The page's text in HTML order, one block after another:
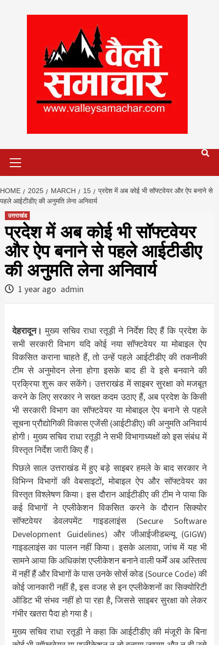
HOME 2025 MARCH 15
प्रदेश में अब कोई भी सॉफ्टवेयर और ऐप बनाने से
पहले आईटीडीए की अनुमति लेना अनिवार्य
उत्तराखंड
प्रदेश में अब कोई भी सॉफ्टवेयर
और ऐप बनाने से पहले आईटीडीए
की अनुमति लेना अनिवार्य
1 year ago admin
देहरादून।मुख्य सचिव राधा रतूड़ी ने निर्देश दिए हैं कि प्रदेश के
सभी सरकारी विभाग यदि कोई नया सॉफ्टवेयर या मोबाइल ऐप
विकसित कराना चाहते हैं, तो उन्हें पहले आईटीडीए की तकनीकी
टीम से अनुमोदन लेना होगा इसके बाद ही वे इसे बनवाने की
प्रक्रिया शुरू कर सकेंगे। उत्तराखंड में साइबर सुरक्षा को मजबूत
करने के लिए सरकार ने सख्त कदम उठाए हैं, अब प्रदेश के किसी
भी सरकारी विभाग का सॉफ्टवेयर या मोबाइल ऐप बनाने से पहले
सूचना प्रौद्योगिकी विकास एजेंसी (आईटीडीए) की अनुमति अनिवार्य
होगी। मुख्य सचिव राधा रतूड़ी ने सभी विभागाध्यक्षों को इस संबंध में
विस्तृत निर्देश जारी किए हैं।
पिछले साल उत्तराखंड में हुए बड़े साइबर हमले के बाद सरकार ने
विभिन्न विभागों की वेबसाइटों, मोबाइल ऐप और सॉफ्टवेयर का
विस्तृत विश्लेषण किया। इस दौरान आईटीडीए की टीम ने पाया कि
कई विभागों ने एप्लीकेशन विकसित करने के दौरान सिक्योर
सॉफ्टवेयर डेवलपमेंट गाइडलाइंस (Secure Software
Development Guidelines) और जीआईजीडब्ल्यू (GIGW)
गाइडलाइंस का पालन नहीं किया। इसके अलावा, जांच में यह भी
सामने आया कि अधिकांश एप्लीकेशन बनाने वाली फर्में अब अस्तित्व
में नहीं हैं और विभागों के पास उनके सोर्स कोड (Source Code) की
कोई जानकारी नहीं है, इस वजह से इन एप्लीकेशनों का सिक्योरिटी
ऑडिट भी संभव नहीं हो पा रहा है, जिससे साइबर सुरक्षा को लेकर
गंभीर खतरा पैदा हो गया है।
मुख्य सचिव राधा रतूड़ी ने कहा कि आईटीडीए की मंजूरी के बिना